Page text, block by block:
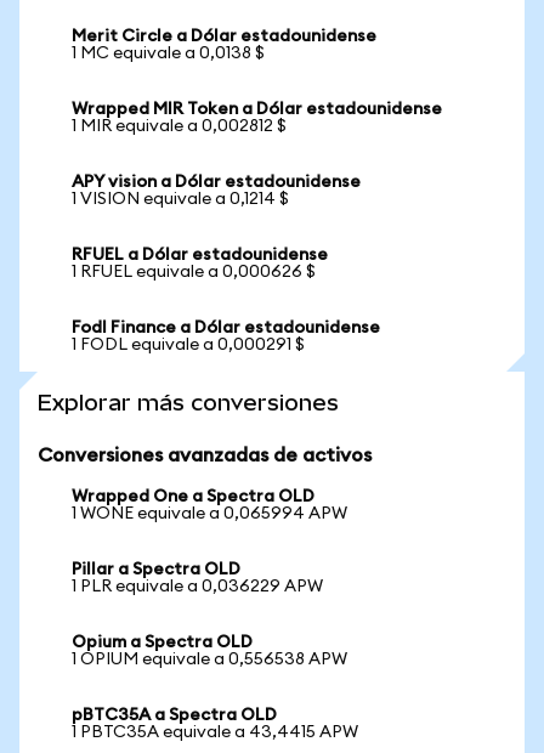
Merit Circle a Dólar estadounidense
1 MC equivale a 0,0138 $
Wrapped MIR Token a Dólar estadounidense
1 MIR equivale a 0,002812 $
APY vision a Dólar estadounidense
1 VISION equivale a 0,1214 $
RFUEL a Dólar estadounidense
1 RFUEL equivale a 0,000626 $
Fodl Finance a Dólar estadounidense
1 FODL equivale a 0,000291 $
Explorar más conversiones
Conversiones avanzadas de activos
Wrapped One a Spectra OLD
1 WONE equivale a 0,065994 APW
Pillar a Spectra OLD
1 PLR equivale a 0,036229 APW
Opium a Spectra OLD
1 OPIUM equivale a 0,556538 APW
pBTC35A a Spectra OLD
1 PBTC35A equivale a 43,4415 APW